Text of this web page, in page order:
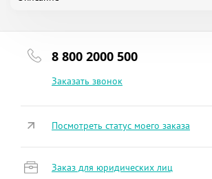
8 800 2000 500
Заказать звонок
Посмотреть статус моего заказа
Заказ для юридических лиц